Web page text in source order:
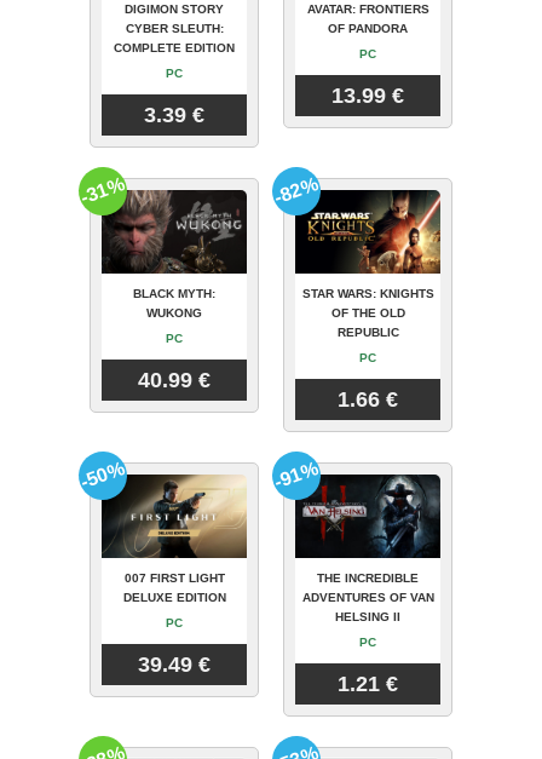
DIGIMON STORY
CYBER SLEUTH:
COMPLETE EDITION
PC
3.39 €
AVATAR: FRONTIERS
OF PANDORA
PC
13.99 €
BLACK MYTH:
WUKONG
PC
40.99 €
-31%
STAR WARS: KNIGHTS
OF THE OLD
REPUBLIC
PC
1.66 €
-82%
007 FIRST LIGHT
DELUXE EDITION
PC
39.49 €
-50%
THE INCREDIBLE
ADVENTURES OF VAN
HELSING II
PC
1.21 €
-91%